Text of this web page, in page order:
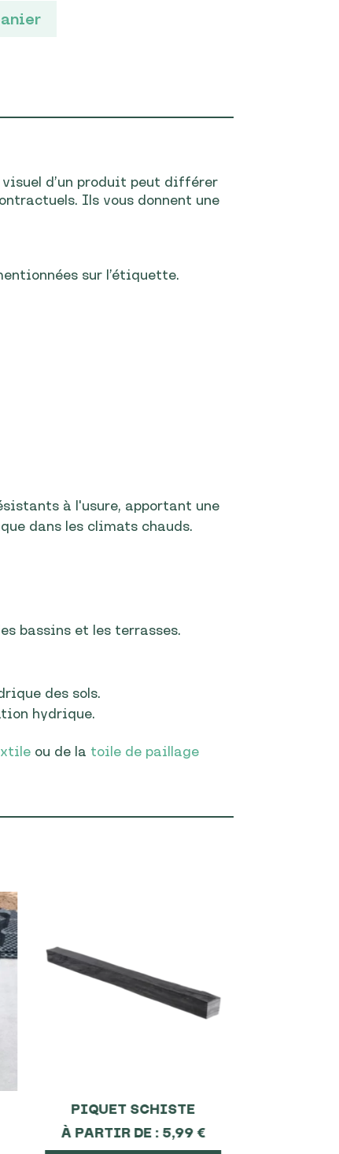
d’un produit peut différer
Ils vous donnent une
sur l’étiquette.
à l'usure, apportant une
dans les climats chauds.
bassins et les terrasses.
des sols.
hydrique.
ou de la toile de paillage
PIQUET SCHISTE
À PARTIR DE : 5,99€